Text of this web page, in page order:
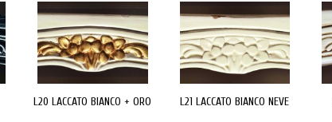
L20 LACCATO BIANCO + ORO L21 LACCATO BIANCO NEVE